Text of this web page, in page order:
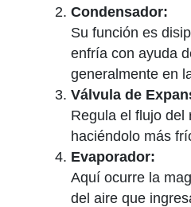
Condensador:
Su función es
enfría con ayuda
generalmente en
Válvula de
Regula el flujo del
haciéndolo más
Evaporador:
Aquí ocurre la
del aire que